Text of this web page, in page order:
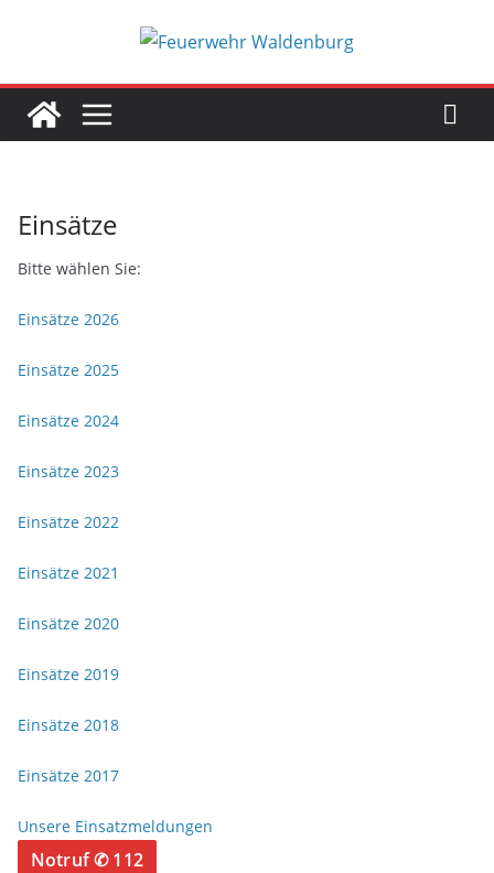
Einsätze
Bitte wählen Sie:
Einsätze 2026
Einsätze 2025
Einsätze 2024
Einsätze 2023
Einsätze 2022
Einsätze 2021
Einsätze 2020
Einsätze 2019
Einsätze 2018
Einsätze 2017
Unsere Einsatzmeldungen
Notruf ✆ 112